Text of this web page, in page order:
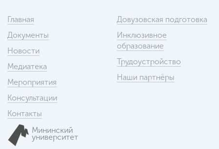
Главная
Документы
Новости
Медиатека
Мероприятия
Консультации
Контакты
Довузовская подготовка
Инклюзивное
образование
Трудоустройство
Наши партнёры
Мининский
университет